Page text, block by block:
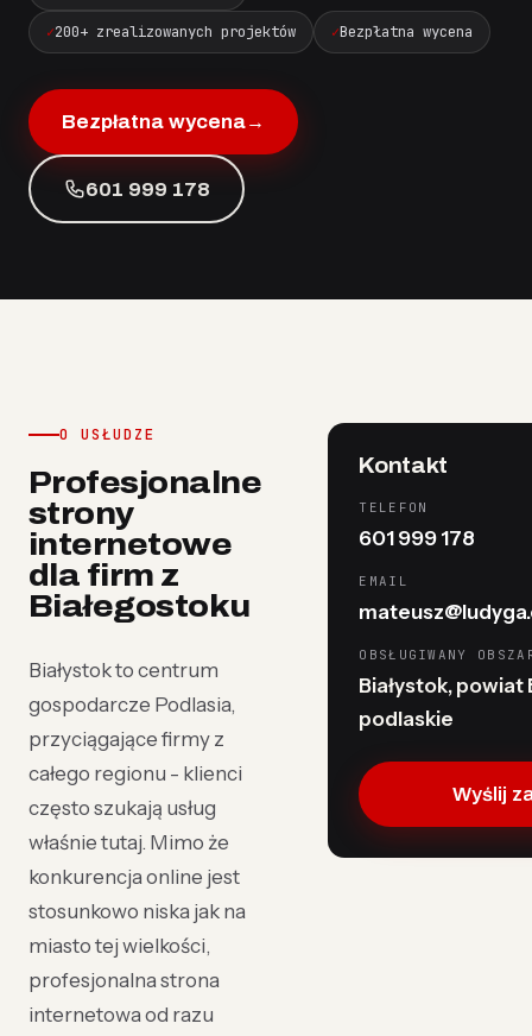
200+ zrealizowanych projektów Bezpłatna wycena
Bezpłatna wycena→
601 999 178
O USŁUDZE
Profesjonalne
strony
internetowe
dla firm z
Białegostoku
Białystok to centrum
gospodarcze Podlasia,
przyciągające firmy z
całego regionu - klienci
często szukają usług
właśnie tutaj. Mimo że
konkurencja online jest
stosunkowo niska jak na
miasto tej wielkości,
profesjonalna strona
internetowa od razu
Kontakt
TELEFON
601 999 178
EMAIL
OBSŁUGIWANY
Białystok, powiat
podlaskie
Wyślij